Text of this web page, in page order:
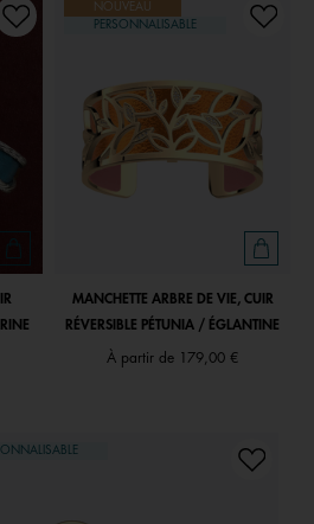
NOUVEAU
PERSONNALISABLE
MANCHETTE ARBRE DE VIE, CUIR
RÉVERSIBLE PÉTUNIA / ÉGLANTINE
À partir de 179,00 €